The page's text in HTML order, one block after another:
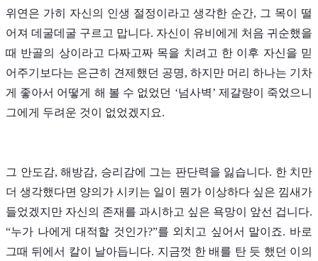
위연은 가히 자신의 인생 절정이라고 생각한 순간, 그 목이 떨
어져 데굴데굴 구르고 맙니다. 자신이 유비에게 처음 귀순했을
때 반골의 상이라고 다짜고짜 목을 치려고 한 이후 자신을 믿
어주기보다는 은근히 견제했던 공명, 하지만 머리 하나는 기차
게 좋아서 어떻게 해 볼 수 없었던 ‘넘사벽’ 제갈량이 죽었으니
그에게 두려운 것이 없었겠지요.
그 안도감, 해방감, 승리감에 그는 판단력을 잃습니다. 한 치만
더 생각했다면 양의가 시키는 일이 뭔가 이상하다 싶은 낌새가
들었겠지만 자신의 존재를 과시하고 싶은 욕망이 앞선 겁니다.
“누가 나에게 대적할 것인가?”를 외치고 싶어서 말이죠. 바로
그때 뒤에서 칼이 날아듭니다. 지금껏 한 배를 탄 듯 했던 이의